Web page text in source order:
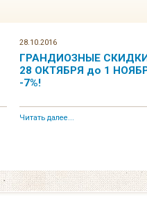
28.10.2016
ГРАНДИОЗНЫЕ
28 ОКТЯБРЯ до 1
-7%!
Читать далее...